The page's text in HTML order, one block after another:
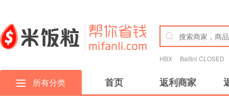
HBX Baltini CLOSED
所有分类 首页 返利商家